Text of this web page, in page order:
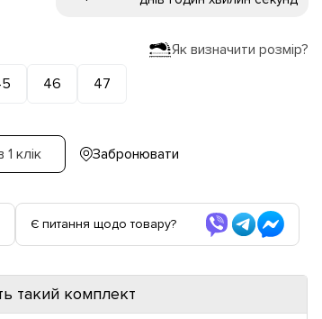
Як визначити розмір?
46 47
1 клік Забронювати
Є питання щодо товару?
такий комплект